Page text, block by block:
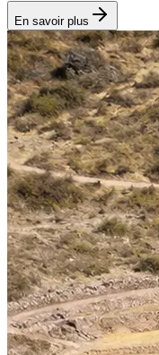
En savoir plus